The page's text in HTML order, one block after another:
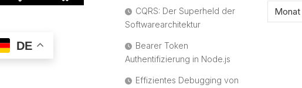
DE
CQRS: Der Superheld der
Softwarearchitektur
Bearer Token
Authentifizierung in Node.js
Effizientes Debugging von